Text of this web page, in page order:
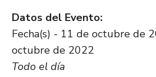
Datos del Evento:
Fecha(s) - 11 de octubre de
octubre de 2022
Todo el día